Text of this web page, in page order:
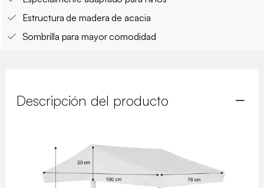
Estructura de madera de acacia
Sombrilla para mayor comodidad
Descripción del producto